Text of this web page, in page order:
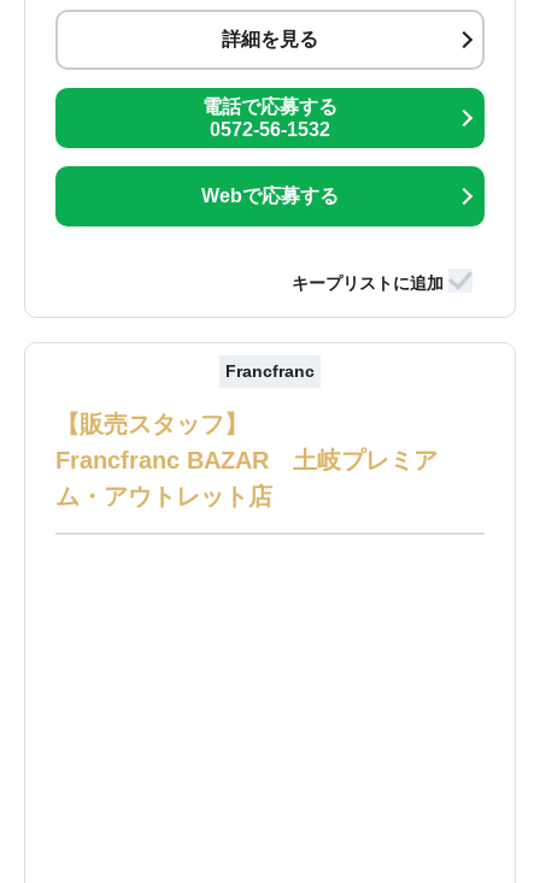
詳細を見る
電話で応募する
0572-56-1532
Webで応募する
Francfranc
【販売スタッフ】
Francfranc BAZAR 土岐プレミア
ム・アウトレット店